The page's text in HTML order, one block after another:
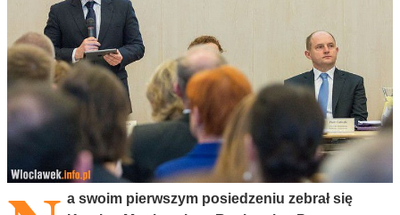
a swoim pierwszym posiedzeniu zebrał się